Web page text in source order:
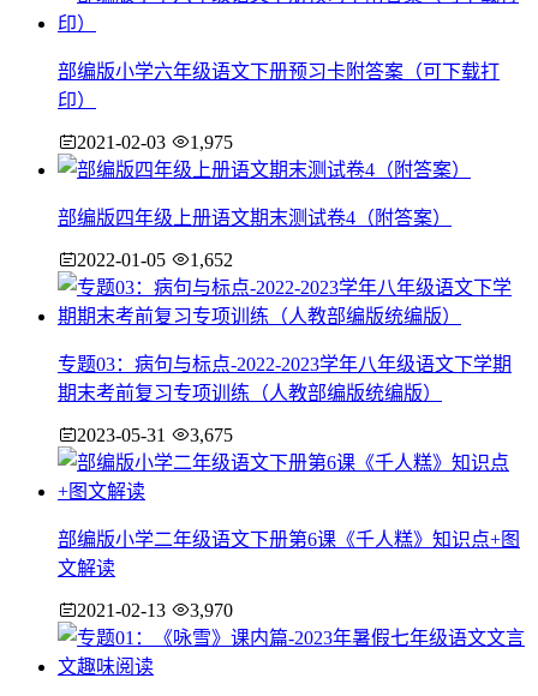
部编版小学六年级语文下册预习卡附答案（可下载打
印）
2021-02-03 1,975
部编版四年级上册语文期末测试卷4（附答案）
2022-01-05 1,652
专题03：病句与标点-2022-2023学年八年级语文下学期
期末考前复习专项训练（人教部编版统编版）
2023-05-31 3,675
部编版小学二年级语文下册第6课《千人糕》知识点+图
文解读
2021-02-13 3,970